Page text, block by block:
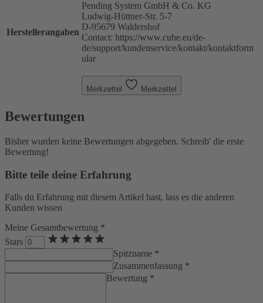
Herstellerangaben
Pending System GmbH & Co. KG
Ludwig-Hüttner-Str. 5-7
D-95679 Waldershof
Contact: https://www.cube.eu/de-
de/support/kundenservice/kontakt/kontaktform
ular
Merkzettel Merkzettel
Bewertungen
Bisher wurden keine Bewertungen abgegeben. Schreib' die erste
Bewertung!
Bitte teile deine Erfahrung
Falls du Erfahrung mit diesem Artikel hast, lass es die anderen
Kunden wissen
Meine Gesamtbewertung *
Stars
Spitzname *
Zusammenfassung *
Bewertung *